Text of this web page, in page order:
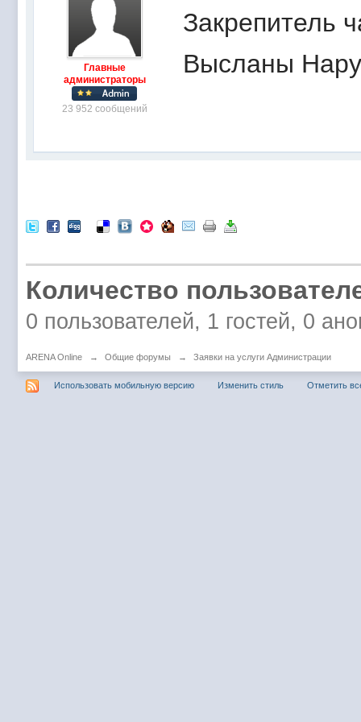
Главные
администраторы
23 952 сообщений
Закрепитель
Высланы
Количество
0 пользователей, 1 гостей, 0
ARENA Online → Общие форумы → Заявки на услуги Администрации
Использовать мобильную версию Изменить стиль Отметить